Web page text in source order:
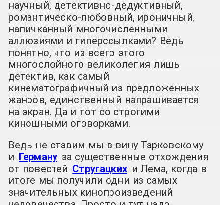
научный, детективно-дедуктивный,
романтическо-любовный, ироничный,
напичканный многочисленными
аллюзиями и гиперссылками? Ведь
понятно, что из всего этого
многослойного великолепия лишь
детектив, как самый
кинематографичный из предложенных
жанров, единственный напрашивается
на экран. Да и тот со строгими
киношными оговорками.
Ведь не ставим мы в вину Тарковскому
и Герману за существенные отхождения
от повестей Стругацких и Лема, когда в
итоге мы получили одни из самых
значительных кинопроизведений